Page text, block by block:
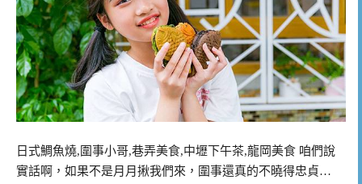
日式鯛魚燒,圍事小哥,巷弄美食,中壢下午茶,龍岡美食 咱們說
實話啊，如果不是月月揪我們來，圍事還真的不曉得忠貞…